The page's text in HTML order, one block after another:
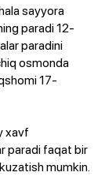
sayyora
paradi 12-
paradini
osmonda
17-
xavf
paradi faqat bir
mumkin.